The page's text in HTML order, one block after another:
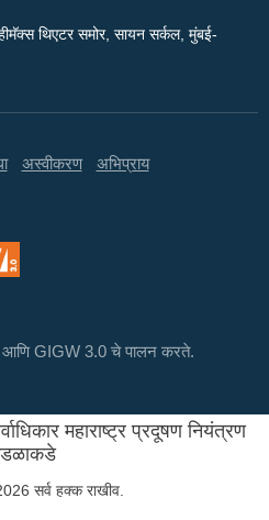
थिएटर समोर, सायन सर्कल, मुंबई-
अस्वीकरण अभिप्राय
आणि GIGW 3.0 चे पालन करते.
महाराष्ट्र प्रदूषण नियंत्रण
सर्व हक्क राखीव.